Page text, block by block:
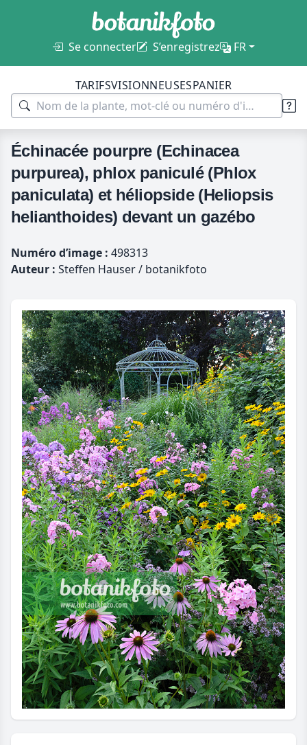
Se connecter S’enregistrez FR
TARIFSVISIONNEUSESPANIER
Échinacée pourpre (Echinacea
purpurea), phlox paniculé (Phlox
paniculata) et héliopside (Heliopsis
helianthoides) devant un gazébo
Numéro d’image : 498313
Auteur : Steffen Hauser / botanikfoto